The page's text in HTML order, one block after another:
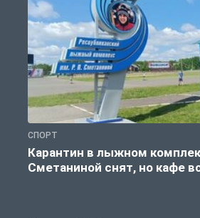
СПОРТ
Карантин в лыжном
Сметаниной снят, но кафе